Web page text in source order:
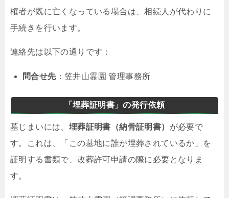
権者が既に亡くなっている場合は、相続人が代わりに
手続きを行います。
連絡先は以下の通りです：
問合せ先：笠井山霊園 管理事務所
「埋葬証明書」の発行依頼
墓じまいには、 埋葬証明書（納骨証明書） が必要で
す。これは、「この墓地に誰が埋葬されているか」を
証明する書類で、改葬許可申請の際に必要となりま
す。